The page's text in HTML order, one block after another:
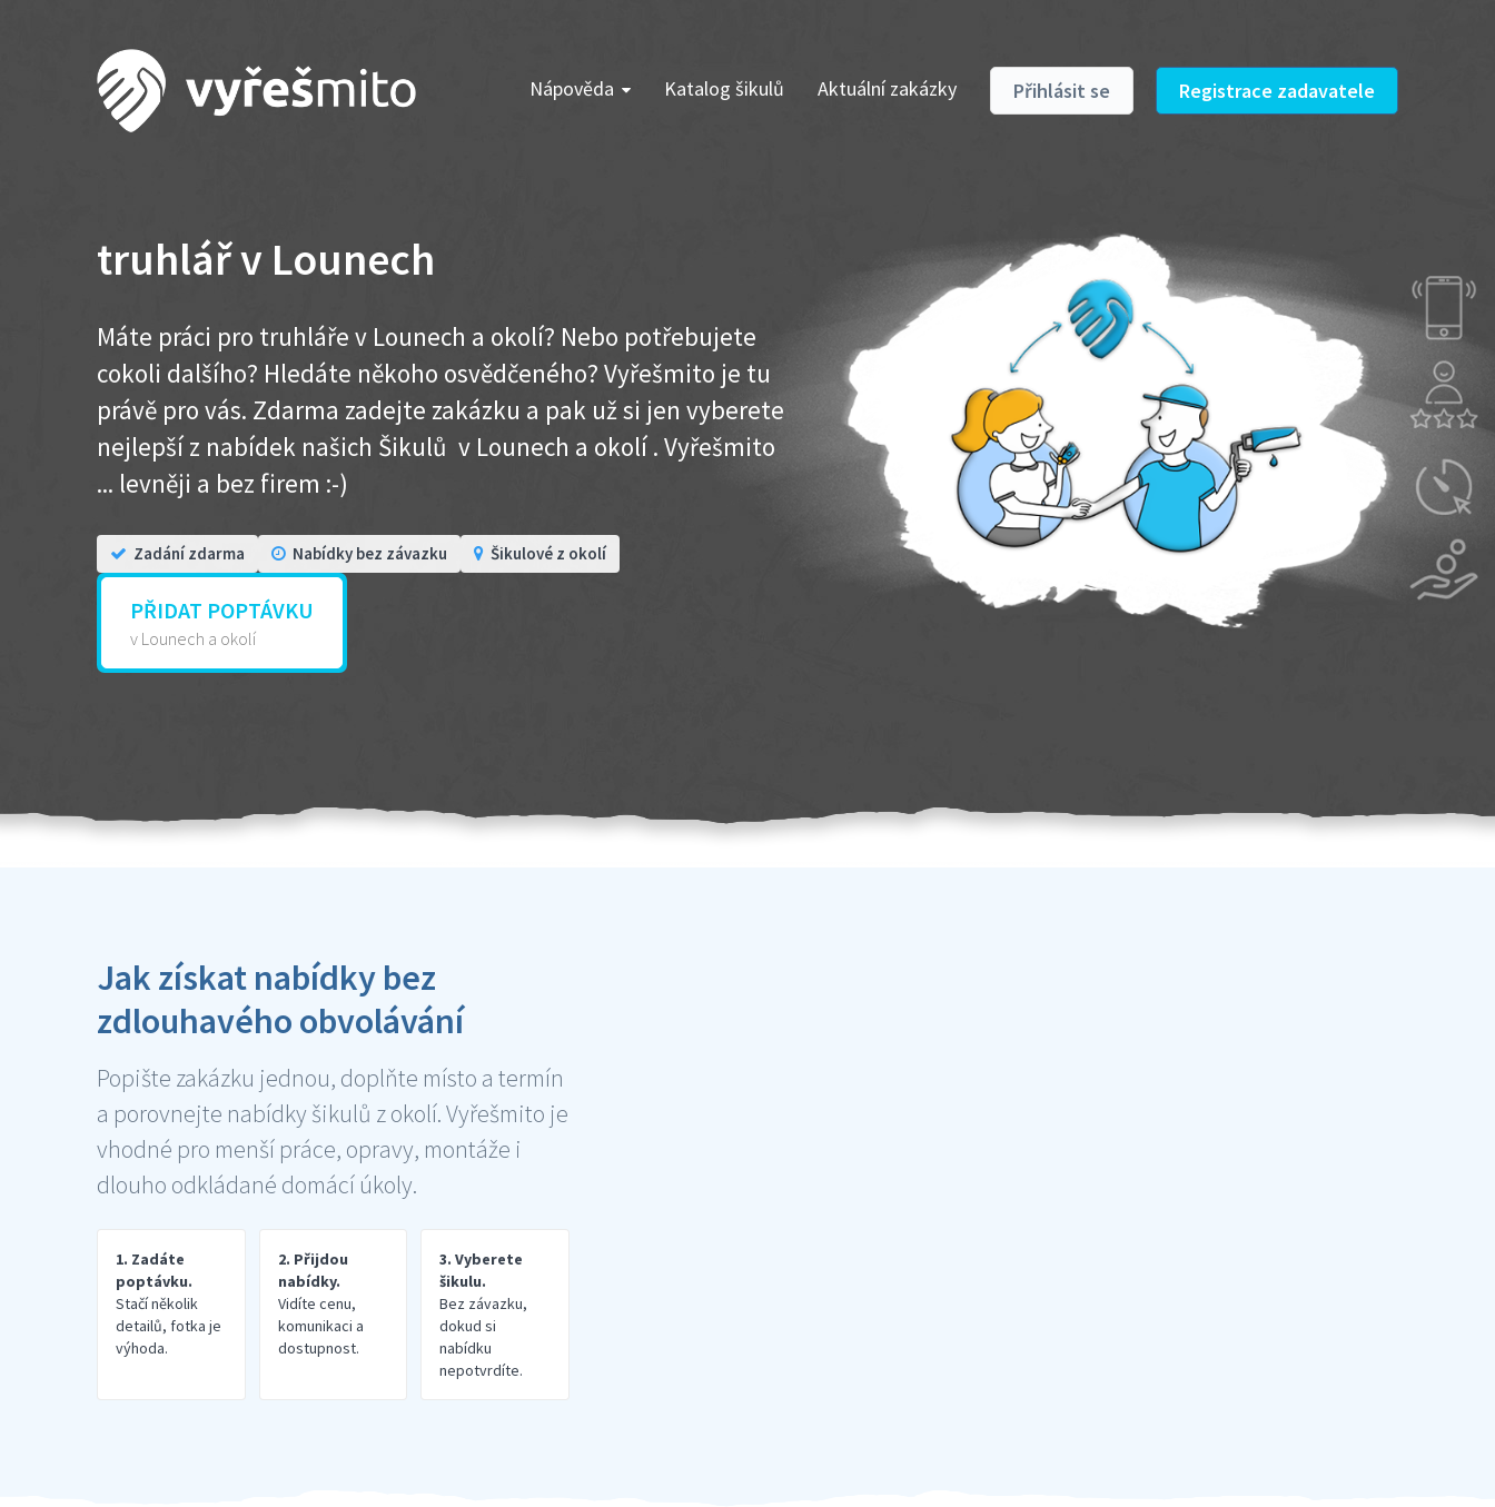
Nápověda Katalog šikulů Aktuální zakázky Přihlásit se Registrace zadavatele
truhlář v Lounech
Máte práci pro truhláře v Lounech a okolí? Nebo potřebujete
cokoli dalšího? Hledáte někoho osvědčeného? Vyřešmito je tu
právě pro vás. Zdarma zadejte zakázku a pak už si jen vyberete
nejlepší z nabídek našich Šikulů v Lounech a okolí . Vyřešmito
... levněji a bez firem :-)
Zadání zdarma Nabídky bez závazku Šikulové z okolí
PŘIDAT POPTÁVKU
v Lounech a okolí
Jak získat nabídky bez
zdlouhavého obvolávání
Popište zakázku jednou, doplňte místo a termín
a porovnejte nabídky šikulů z okolí. Vyřešmito je
vhodné pro menší práce, opravy, montáže i
dlouho odkládané domácí úkoly.
1. Zadáte
poptávku.
Stačí několik
detailů, fotka je
výhoda.
2. Přijdou
nabídky.
Vidíte cenu,
komunikaci a
dostupnost.
3. Vyberete
šikulu.
Bez závazku,
dokud si
nabídku
nepotvrdíte.